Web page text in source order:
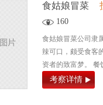
食姑娘冒菜
160
食姑娘冒菜公司隶
辣可口，颇受食客
资者的致富梦。 餐
考察详情